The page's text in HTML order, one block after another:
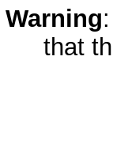
Warning
that